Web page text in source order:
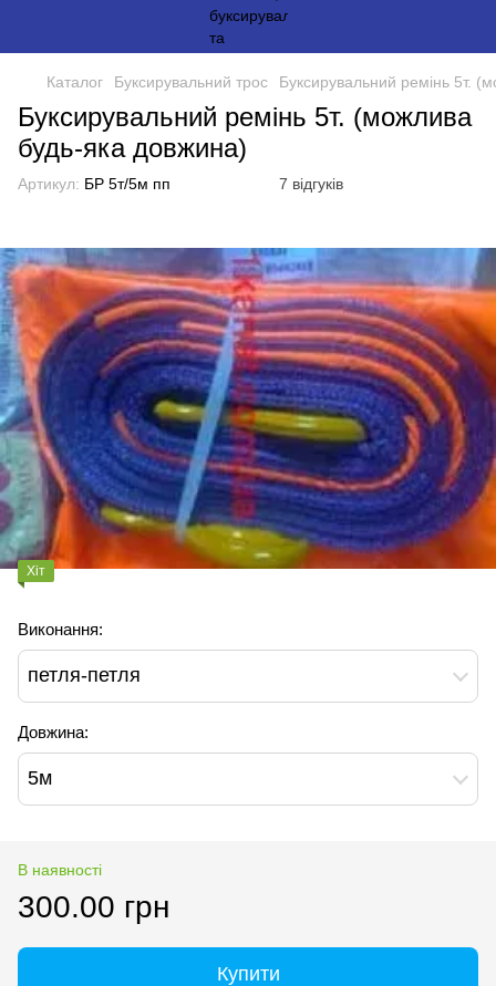
Каталог Буксирувальний трос Буксирувальний ремінь 5т.
Буксирувальний ремінь 5т. (можлива
будь-яка довжина)
Артикул: БР 5т/5м пп 7 відгуків
Хіт
Виконання:
петля-петля
Довжина:
5м
В наявності
300.00 грн
Купити